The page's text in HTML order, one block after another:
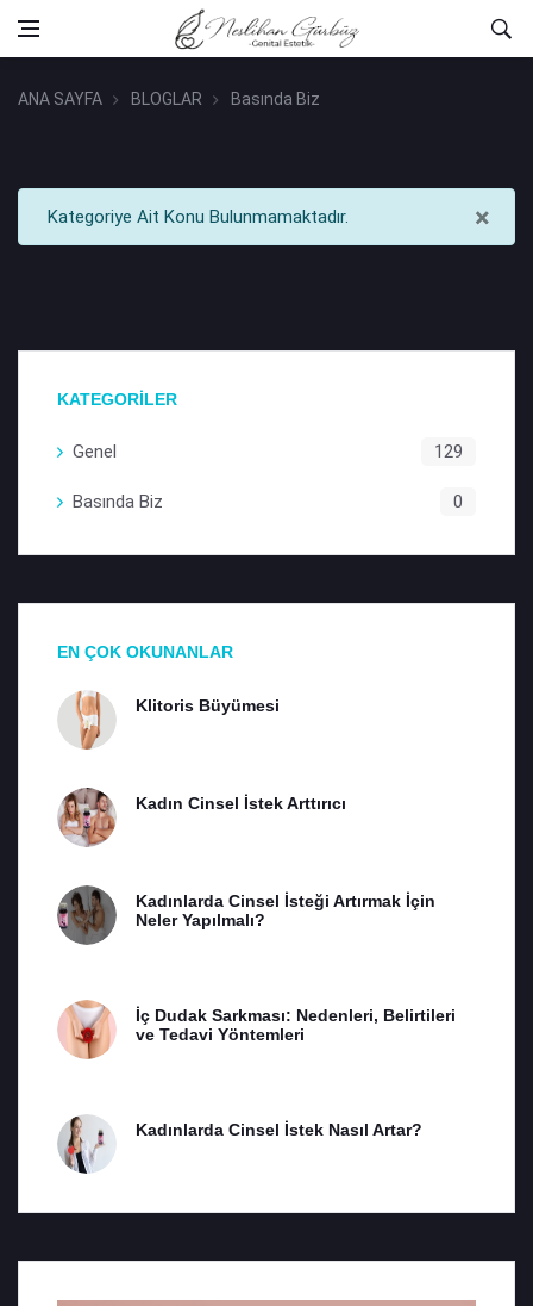
ANA SAYFA BLOGLAR Basında Biz
×
Kategoriye Ait Konu Bulunmamaktadır.
KATEGORİLER
Genel 129
Basında Biz 0
EN ÇOK OKUNANLAR
Klitoris Büyümesi
Kadın Cinsel İstek Arttırıcı
Kadınlarda Cinsel İsteği Artırmak İçin
Neler Yapılmalı?
İç Dudak Sarkması: Nedenleri, Belirtileri
ve Tedavi Yöntemleri
Kadınlarda Cinsel İstek Nasıl Artar?